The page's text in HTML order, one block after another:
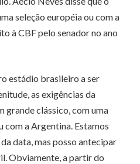
seleção européia ou com a
à CBF pelo senador no ano
estádio brasileiro a ser
as exigências da
grande clássico, com uma
com a Argentina. Estamos
data, mas posso antecipar
Obviamente, a partir do